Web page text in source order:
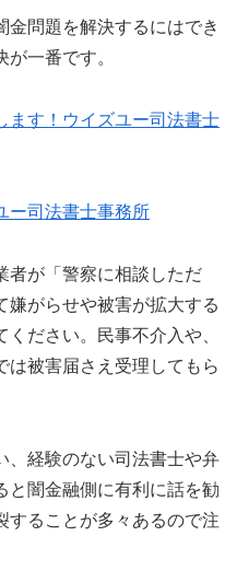
金問題を解決するにはでき
一番です。
ます！ウイズユー司法書士
ー司法書士事務所
者が「警察に相談しただ
嫌がらせや被害が拡大する
ださい。民事不介入や、
は被害届さえ受理してもら
、経験のない司法書士や弁
と闇金融側に有利に話を勧
することが多々あるので注